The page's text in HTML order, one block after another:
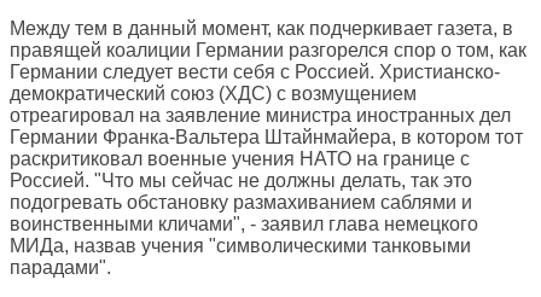
Между тем в данный момент, как подчеркивает газета, в
правящей коалиции Германии разгорелся спор о том, как
Германии следует вести себя с Россией. Христианско-
демократический союз (ХДС) с возмущением
отреагировал на заявление министра иностранных дел
Германии Франка-Вальтера Штайнмайера, в котором тот
раскритиковал военные учения НАТО на границе с
Россией. "Что мы сейчас не должны делать, так это
подогревать обстановку размахиванием саблями и
воинственными кличами", - заявил глава немецкого
МИДа, назвав учения "символическими танковыми
парадами".